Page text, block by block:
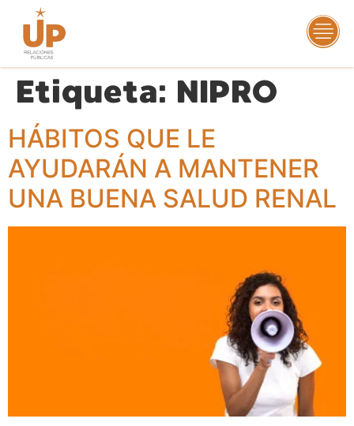
Etiqueta: NIPRO
HÁBITOS QUE LE
AYUDARÁN A MANTENER
UNA BUENA SALUD RENAL